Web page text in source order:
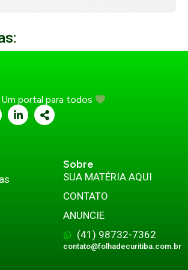
Um portal para todos
Sobre
SUA MATÉRIA AQUI
CONTATO
ANUNCIE
(41) 98732-7362
contato@folhadecuritiba.com.br